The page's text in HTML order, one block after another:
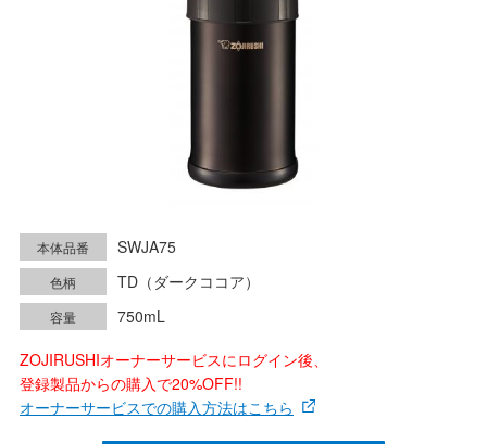
本体品番 SWJA75
色柄 TD（ダークココア）
容量
750mL
ZOJIRUSHIオーナーサービスにログイン後、
登録製品からの購入で20%OFF!!
オーナーサービスでの購入方法はこちら